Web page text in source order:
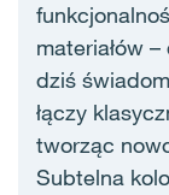
materiałów
dziś
łączy
tworząc
Subtelna